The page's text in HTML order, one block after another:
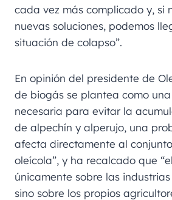
cada vez más complicado y, si
nuevas soluciones, podemos
situación de colapso”.
En opinión del presidente de
de biogás se plantea como
necesaria para evitar la
de alpechín y alperujo, una
afecta directamente al
oleícola”, y ha recalcado que
únicamente sobre las
sino sobre los propios